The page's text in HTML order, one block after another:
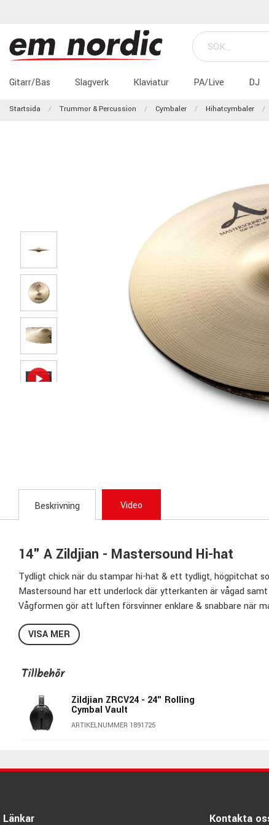
Gitarr/Bas Slagverk Klaviatur PA/Live DJ
Startsida Trummor & Percussion Cymbaler Hihatcymbaler
Beskrivning Video
14" A Zildjian - Mastersound Hi-hat
Tydligt chick när du stampar hi-hat & ett tydligt, högpitchat
Mastersound har ett underlock där ytterkanten är vågad
Vågformen gör att luften försvinner enklare & snabbare när
ger även modellen en lite högre pitch med ett tydligt anslag.
skramlig & elak i soundet & passar kanon till hårdare typer av
Modell:
Mastersound Hi-hats
Legering:
Zildjians Secret Family B20 Alloy
Finish:
Traditional
VISA MER
Tillbehör
Zildjian ZRCV24 - 24" Rolling
Cymbal Vault
ARTIKELNUMMER 1891725
Länkar Kontakta